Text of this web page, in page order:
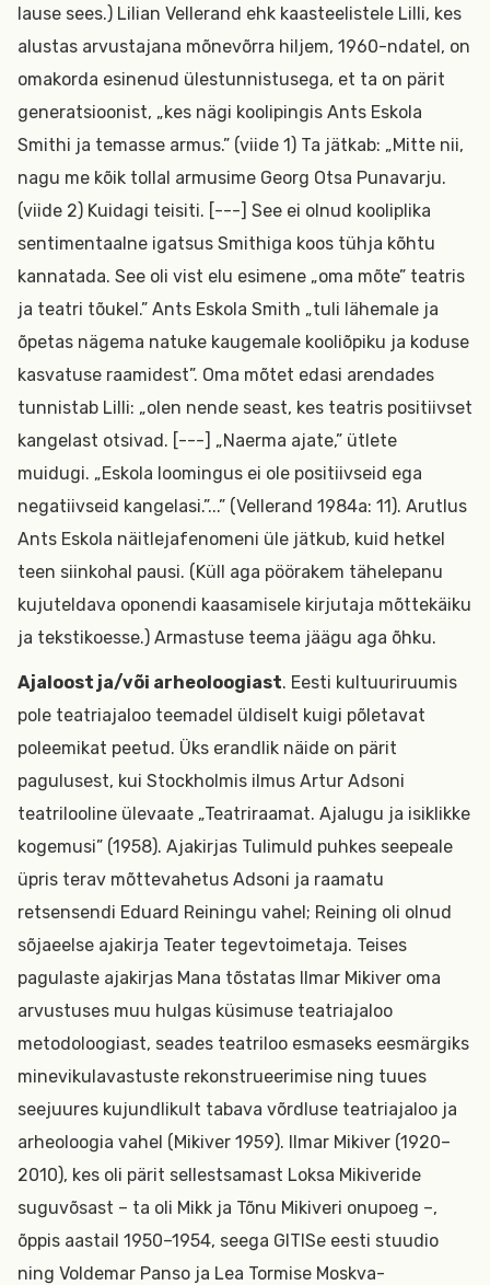
lause sees.) Lilian Vellerand ehk kaasteelistele Lilli, kes
alustas arvustajana mõnevõrra hiljem, 1960-ndatel, on
omakorda esinenud ülestunnistusega, et ta on pärit
generatsioonist, „kes nägi koolipingis Ants Eskola
Smithi ja temasse armus.” (viide 1) Ta jätkab: „Mitte nii,
nagu me kõik tollal armusime Georg Otsa Punavarju.
(viide 2) Kuidagi teisiti. [---] See ei olnud kooliplika
sentimentaalne igatsus Smithiga koos tühja kõhtu
kannatada. See oli vist elu esimene „oma mõte” teatris
ja teatri tõukel.” Ants Eskola Smith „tuli lähemale ja
õpetas nägema natuke kaugemale kooliõpiku ja koduse
kasvatuse raamidest”. Oma mõtet edasi arendades
tunnistab Lilli: „olen nende seast, kes teatris positiivset
kangelast otsivad. [---] „Naerma ajate,” ütlete
muidugi. „Eskola loomingus ei ole positiivseid ega
negatiivseid kangelasi.”...” (Vellerand 1984a: 11). Arutlus
Ants Eskola näitlejafenomeni üle jätkub, kuid hetkel
teen siinkohal pausi. (Küll aga pöörakem tähelepanu
kujuteldava oponendi kaasamisele kirjutaja mõttekäiku
ja tekstikoesse.) Armastuse teema jäägu aga õhku.
Ajaloost ja/või arheoloogiast. Eesti kultuuriruumis
pole teatriajaloo teemadel üldiselt kuigi põletavat
poleemikat peetud. Üks erandlik näide on pärit
pagulusest, kui Stockholmis ilmus Artur Adsoni
teatrilooline ülevaate „Teatriraamat. Ajalugu ja isiklikke
kogemusi” (1958). Ajakirjas Tulimuld puhkes seepeale
üpris terav mõttevahetus Adsoni ja raamatu
retsensendi Eduard Reiningu vahel; Reining oli olnud
sõjaeelse ajakirja Teater tegevtoimetaja. Teises
pagulaste ajakirjas Mana tõstatas Ilmar Mikiver oma
arvustuses muu hulgas küsimuse teatriajaloo
metodoloogiast, seades teatriloo esmaseks eesmärgiks
minevikulavastuste rekonstrueerimise ning tuues
seejuures kujundlikult tabava võrdluse teatriajaloo ja
arheoloogia vahel (Mikiver 1959). Ilmar Mikiver (1920–
2010), kes oli pärit sellestsamast Loksa Mikiveride
suguvõsast – ta oli Mikk ja Tõnu Mikiveri onupoeg –,
õppis aastail 1950–1954, seega GITISe eesti stuudio
ning Voldemar Panso ja Lea Tormise Moskva-